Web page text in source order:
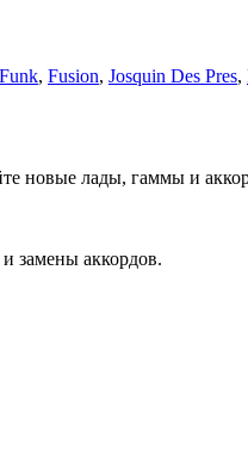
Funk, Fusion, Josquin Des Pres,
новые лады, гаммы и
замены аккордов.